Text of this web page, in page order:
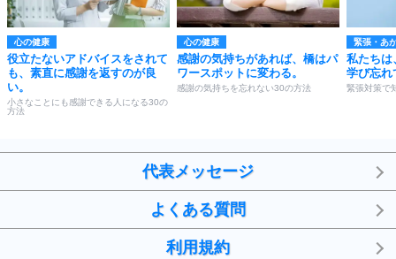
心の健康
役立たないアドバイスをされて
も、素直に感謝を返すのが良
い。
小さなことにも感謝できる人になる30の
方法
心の健康
感謝の気持ちがあれば、橋はパ
ワースポットに変わる。
感謝の気持ちを忘れない30の方法
緊張・あ
私たちは
学び忘れ
緊張対策で
代表メッセージ
よくある質問
利用規約